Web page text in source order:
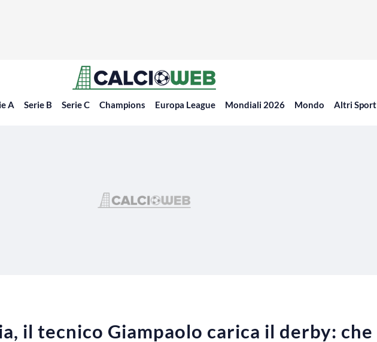
A Serie B Serie C Champions Europa League Mondiali 2026 Mondo Altri Sport
il tecnico Giampaolo carica il derby: che